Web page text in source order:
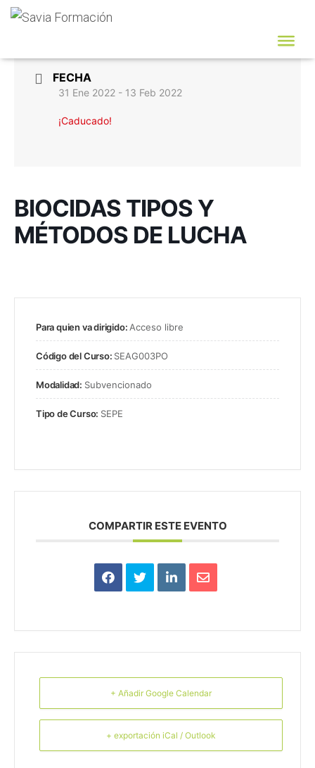
FECHA
31 Ene 2022 - 13 Feb 2022
¡Caducado!
BIOCIDAS TIPOS Y
MÉTODOS DE LUCHA
Para quien va dirigido: Acceso libre
Código del Curso: SEAG003PO
Modalidad: Subvencionado
Tipo de Curso: SEPE
COMPARTIR ESTE EVENTO
+ Añadir Google Calendar
+ exportación iCal / Outlook